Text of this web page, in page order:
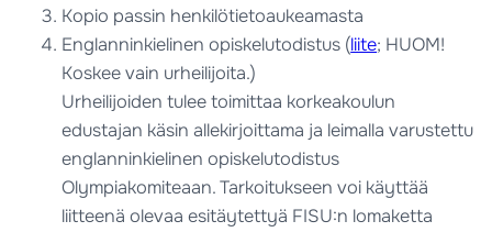
Kopio passin henkilötietoaukeamasta
Englanninkielinen opiskelutodistus (liite; HUOM!
Koskee vain urheilijoita.)
Urheilijoiden tulee toimittaa korkeakoulun
edustajan käsin allekirjoittama ja leimalla varustettu
englanninkielinen opiskelutodistus
Olympiakomiteaan. Tarkoitukseen voi käyttää
liitteenä olevaa esitäytettyä FISU:n lomaketta